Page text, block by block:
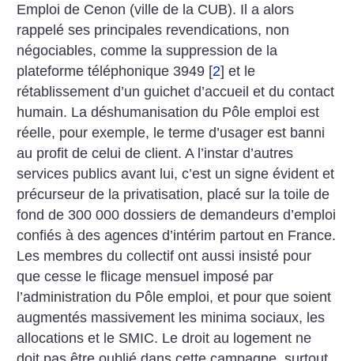
Emploi de Cenon (ville de la CUB). Il a alors
rappelé ses principales revendications, non
négociables, comme la suppression de la
plateforme téléphonique 3949 [2] et le
rétablissement d’un guichet d’accueil et du contact
humain. La déshumanisation du Pôle emploi est
réelle, pour exemple, le terme d’usager est banni
au profit de celui de client. A l’instard’autres
services publics avant lui, c’est un signe évident et
précurseur de la privatisation, placé sur la toile de
fond de 300 000 dossiers de demandeurs d’emploi
confiés à des agences d’intérim partout en France.
Les membres du collectif ont aussi insisté pour
que cesse le flicage mensuel imposé par
l’administration du Pôle emploi, et pour que soient
augmentés massivement les minima sociaux, les
allocations et le SMIC. Le droit au logement ne